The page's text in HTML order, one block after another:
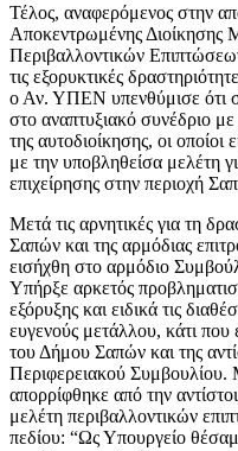
Τέλος, αναφερόμενος στην
Αποκεντρωμένης Διοίκησης
Περιβαλλοντικών
τις εξορυκτικές
ο Αν. ΥΠΕΝ υπενθύμισε ότι
στο αναπτυξιακό συνέδριο
της αυτοδιοίκησης, οι οποίοι
με την υποβληθείσα μελέτη
επιχείρησης στην περιοχή
Μετά τις αρνητικές για τη
Σαπών και της αρμόδιας
εισήχθη στο αρμόδιο
Υπήρξε αρκετός
εξόρυξης και ειδικά τις
ευγενούς μετάλλου, κάτι που
του Δήμου Σαπών και της
Περιφερειακού Συμβουλίου.
απορρίφθηκε από την
μελέτη περιβαλλοντικών
πεδίου: “Ως Υπουργείο